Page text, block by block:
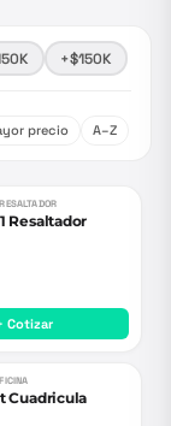
+$150K
precio A–Z
Resaltador
Cotizar
Cuadricula